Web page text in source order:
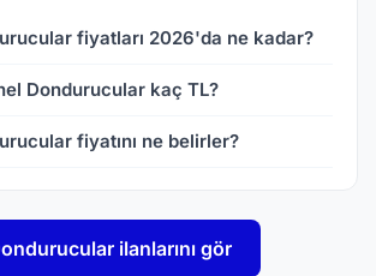
fiyatları 2026'da ne kadar?
Dondurucular kaç TL?
fiyatını ne belirler?
ilanlarını gör